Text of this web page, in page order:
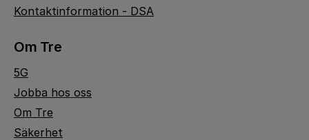
Kontaktinformation - DSA
Om Tre
5G
Jobba hos oss
Om Tre
Säkerhet